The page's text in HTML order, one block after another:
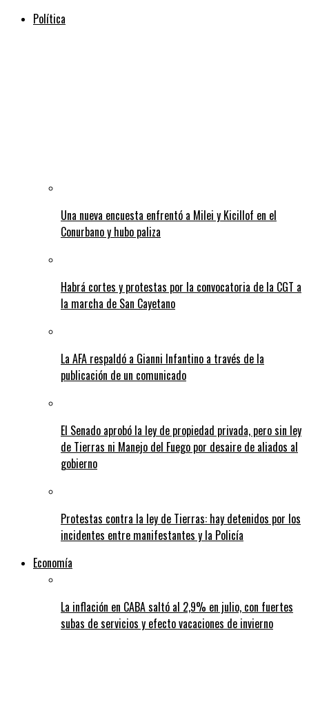
Política
Una nueva encuesta enfrentó a Milei y Kicillof en el
Conurbano y hubo paliza
Habrá cortes y protestas por la convocatoria de la CGT a
la marcha de San Cayetano
La AFA respaldó a Gianni Infantino a través de la
publicación de un comunicado
El Senado aprobó la ley de propiedad privada, pero sin ley
de Tierras ni Manejo del Fuego por desaire de aliados al
gobierno
Protestas contra la ley de Tierras: hay detenidos por los
incidentes entre manifestantes y la Policía
Economía
La inflación en CABA saltó al 2,9% en julio, con fuertes
subas de servicios y efecto vacaciones de invierno